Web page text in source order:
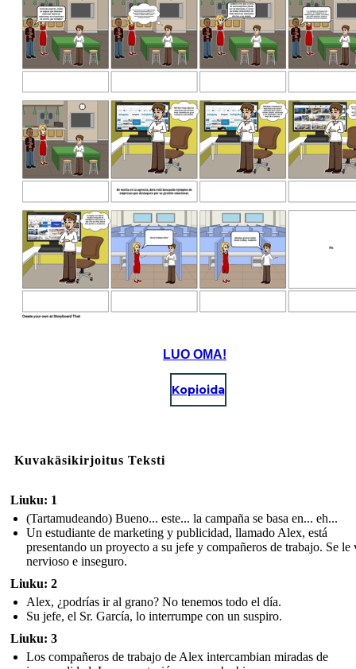
LUO OMA!
Kopioida
Kuvakäsikirjoitus Teksti
Liuku: 1
(Tartamudeando) Bueno... este... la campaña se basa en... eh...
Un estudiante de marketing y publicidad, llamado Alex, está
presentando un proyecto a su jefe y compañeros de trabajo. Se le
nervioso e inseguro.
Liuku: 2
Alex, ¿podrías ir al grano? No tenemos todo el día.
Su jefe, el Sr. García, lo interrumpe con un suspiro.
Liuku: 3
Los compañeros de trabajo de Alex intercambian miradas de